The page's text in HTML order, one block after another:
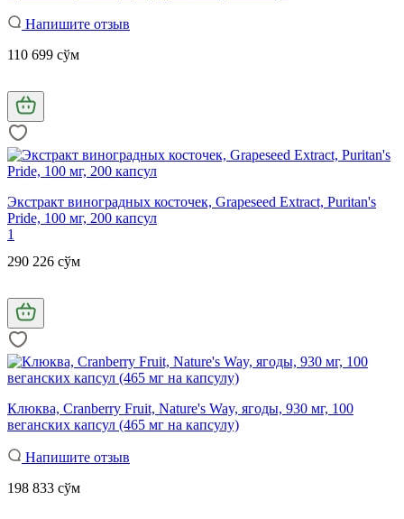
Напишите отзыв
110 699 сўм
Экстракт виноградных косточек, Grapeseed Extract, Puritan's
Pride, 100 мг, 200 капсул
1
290 226 сўм
Клюква, Cranberry Fruit, Nature's Way, ягоды, 930 мг, 100
веганских капсул (465 мг на капсулу)
Напишите отзыв
198 833 сўм